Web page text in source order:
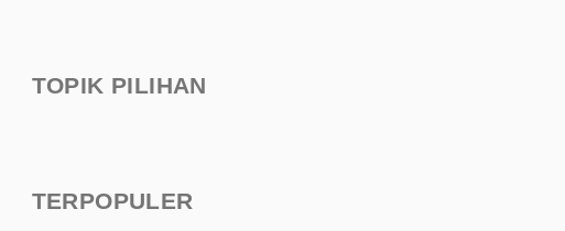
TOPIK PILIHAN
TERPOPULER